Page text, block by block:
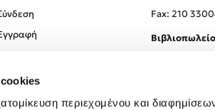
cookies
περιεχομένου και
Fax: 210